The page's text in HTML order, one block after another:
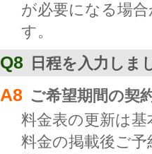
が必要になる場
す。
Q8 日程を入力しま
A8 ご希望期間の契
料金表の更新は
料金の掲載後ご